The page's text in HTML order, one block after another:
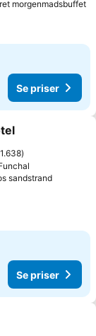
morgenmadsbuffet
Se priser
1.638
sandstrand
Se priser